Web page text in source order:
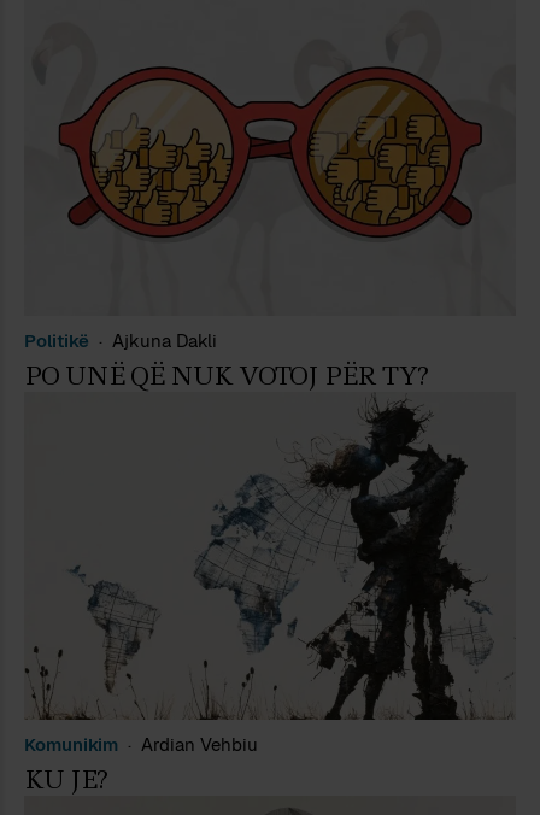
Politikë Ajkuna Dakli
PO UNË QË NUK VOTOJ PËR TY?
Komunikim Ardian Vehbiu
KU JE?